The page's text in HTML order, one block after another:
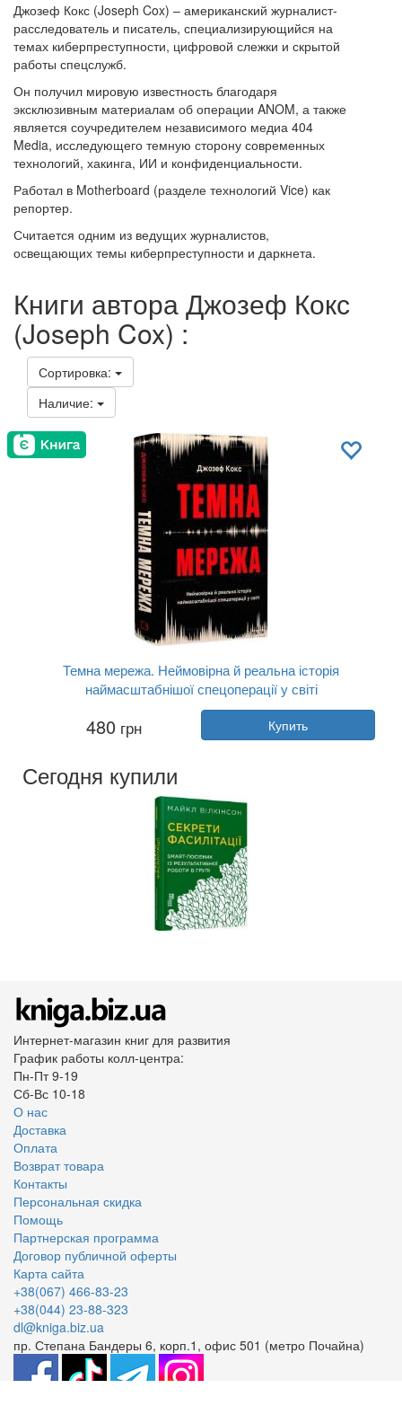
Джозеф Кокс (Joseph Cox) – американский журналист-
расследователь и писатель, специализирующийся на
темах киберпреступности, цифровой слежки и скрытой
работы спецслужб.
Он получил мировую известность благодаря
эксклюзивным материалам об операции ANOM, а также
является соучредителем независимого медиа 404
Media, исследующего темную сторону современных
технологий, хакинга, ИИ и конфиденциальности.
Работал в Motherboard (разделе технологий Vice) как
репортер.
Считается одним из ведущих журналистов,
освещающих темы киберпреступности и даркнета.
Книги автора Джозеф Кокс
(Joseph Cox) :
Сортировка:
Наличие:
Темна мережа. Неймовірна й реальна історія
наймасштабнішої спецоперації у світі
Джозеф Кокс
Издательство:BookChef
Язык:
480 грн Купить
Сегодня купили
Интернет-магазин книг для развития
График работы колл-центра:
Пн-Пт 9-19
Сб-Вс 10-18
О нас
Доставка
Оплата
Возврат товара
Контакты
Персональная скидка
Помощь
Партнерская программа
Договор публичной оферты
Карта сайта
+38(067) 466-83-23
+38(044) 23-88-323
dl@kniga.biz.ua
пр. Степана Бандеры 6, корп.1, офис 501 (метро Почайна)